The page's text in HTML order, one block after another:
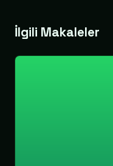
İlgili Makaleler